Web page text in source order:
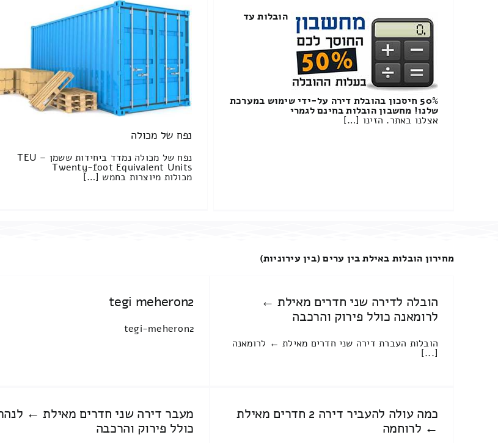
הובלות עד
50% חיסכון בהובלת דירה על-ידי שימוש במערכת
שלנו! מחשבון הובלות בחינם לגמרי
אצלנו באתר. הזינו […]
נפח של מכולה
נפח של מכולה נמדד ביחידות ששמן TEU –
Twenty-foot Equivalent Units
מכולות מיוצרות בחמש […]
מחירון הובלות באילת בין ערים (בין עירוניות)
הובלה לדירה שני חדרים מאילת ←
לרומאנה כולל פירוק והרכבה
הובלות העברת דירה שני חדרים מאילת ← לרומאנה
[...]
tegi meheron2
tegi-meheron2
כמה עולה להעביר דירה 2 חדרים מאילת
← לרוחמה
מעבר דירה שני חדרים מאילת ←
כולל פירוק והרכבה